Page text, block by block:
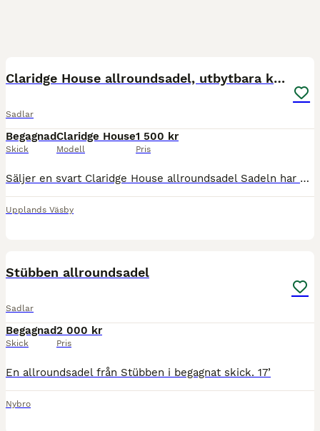
Claridge House allroundsadel, utbytbara koppjärn
Sadlar
Begagnad
Skick
Claridge House
Modell
1 500 kr
Pris
Säljer en svart Claridge House allroundsadel Sadeln har utbytbara koppjärn, just nu sitter ett vitt järn i. Använd och har normalt bruksslitage, se bilder för skick. Säljes då den inte längre komme
Upplands Väsby
Stübben allroundsadel
Sadlar
Begagnad
Skick
2 000 kr
Pris
En allroundsadel från Stübben i begagnat skick. 17’
Nybro